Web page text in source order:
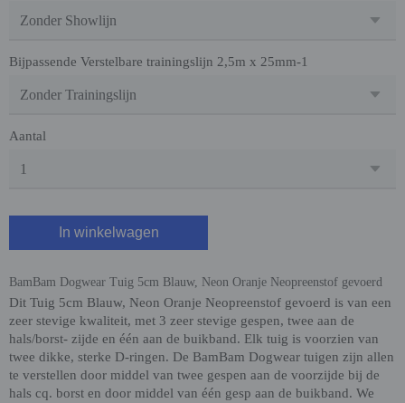
Bijpassende Verstelbare trainingslijn 2,5m x 25mm-1
Aantal
In winkelwagen
BamBam Dogwear Tuig 5cm Blauw, Neon Oranje Neopreenstof gevoerd
Dit Tuig 5cm Blauw, Neon Oranje Neopreenstof gevoerd is van een
zeer stevige kwaliteit, met 3 zeer stevige gespen, twee aan de
hals/borst- zijde en één aan de buikband. Elk tuig is voorzien van
twee dikke, sterke D-ringen. De BamBam Dogwear tuigen zijn allen
te verstellen door middel van twee gespen aan de voorzijde bij de
hals cq. borst en door middel van één gesp aan de buikband. We